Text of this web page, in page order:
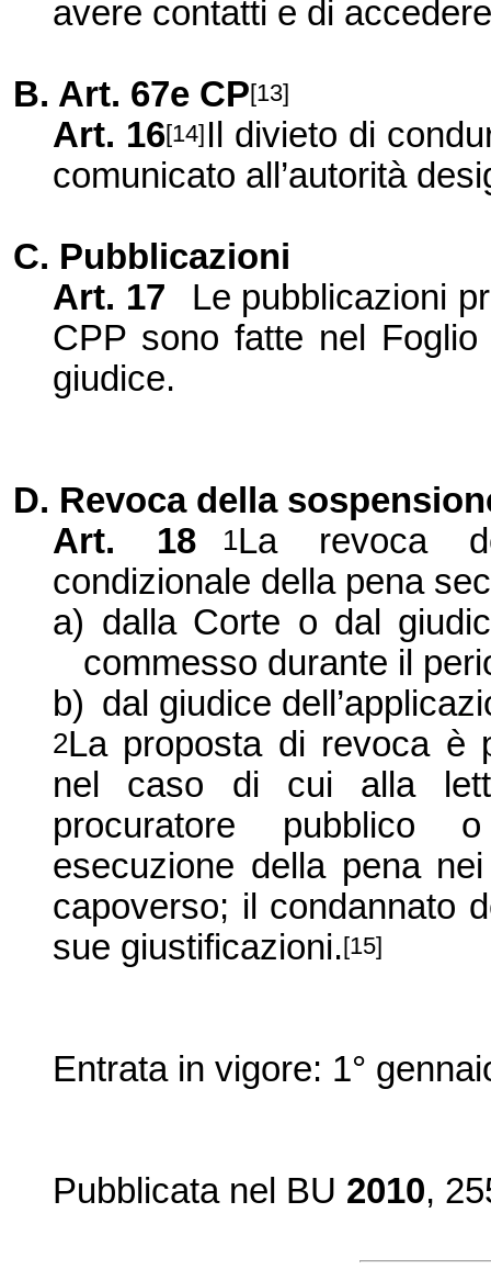
avere contatti e di
B. Art. 67e CP[13]
Art. 16[14] Il divieto di
comunicato all’autorità
C. Pubblicazioni
Art. 17
Le pubblicazioni
CPP sono fatte nel
giudice.
D. Revoca della
Art. 18
1La revoca
condizionale della pena
a) dalla Corte o dal
commesso durante il
b) dal giudice
2La proposta di revoca è
nel caso di cui alla
procuratore pubblico
esecuzione della pena
capoverso; il condannato
sue giustificazioni.[15]
Entrata in vigore: 1°
Pubblicata nel BU 2010,